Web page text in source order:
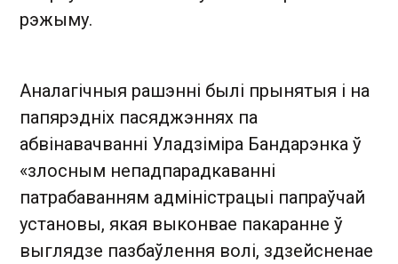
рэжыму.
Аналагічныя рашэнні былі прынятыя і на
папярэдніх пасяджэннях па
абвінавачванні Уладзіміра Бандарэнка ў
«злосным непадпарадкаванні
патрабаванням адміністрацыі папраўчай
установы, якая выконвае пакаранне ў
выглядзе пазбаўлення волі, здзейсненае